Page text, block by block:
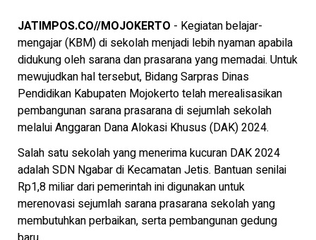
JATIMPOS.CO//MOJOKERTO - Kegiatan belajar-
mengajar (KBM) di sekolah menjadi lebih nyaman apabila
didukung oleh sarana dan prasarana yang memadai. Untuk
mewujudkan hal tersebut, Bidang Sarpras Dinas
Pendidikan Kabupaten Mojokerto telah merealisasikan
pembangunan sarana prasarana di sejumlah sekolah
melalui Anggaran Dana Alokasi Khusus (DAK) 2024.
Salah satu sekolah yang menerima kucuran DAK 2024
adalah SDN Ngabar di Kecamatan Jetis. Bantuan senilai
Rp1,8 miliar dari pemerintah ini digunakan untuk
merenovasi sejumlah sarana prasarana sekolah yang
membutuhkan perbaikan, serta pembangunan gedung